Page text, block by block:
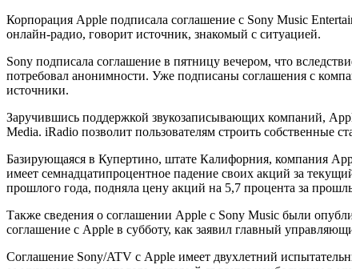
Корпорация Apple подписала соглашение с Sony Music
онлайн-радио, говорит источник, знакомый с ситуацией.
Sony подписала соглашение в пятницу вечером, что
потребовал анонимности. Уже подписаны соглашения с
источники.
Заручившись поддержкой звукозаписывающих компаний,
Media. iRadio позволит пользователям строить собственные
Базирующаяся в Купертино, штате Калифорния, компания
имеет семнадцатипроцентное падение своих акций за
прошлого года, подняла цену акций на 5,7 процента за
Также сведения о соглашении Apple с Sony Music были
соглашение с Apple в субботу, как заявил главный
Соглашение Sony/ATV с Apple имеет двухлетний